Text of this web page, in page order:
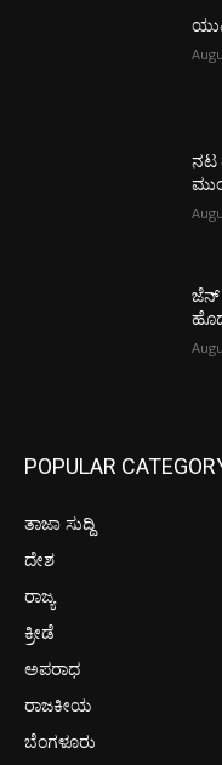
ನಟ
ಜೆನ್
POPULAR
ತಾಜಾ ಸುದ್ದಿ
ದೇಶ
ರಾಜ್ಯ
ಕ್ರೀಡೆ
ಅಪರಾಧ
ರಾಜಕೀಯ
ಬೆಂಗಳೂರು